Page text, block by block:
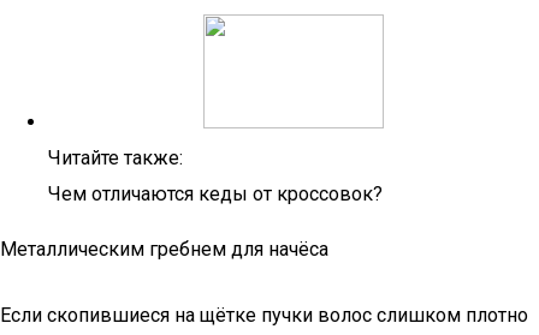
Читайте также:
Чем отличаются кеды от кроссовок?
Металлическим гребнем для начёса
Если скопившиеся на щётке пучки волос слишком плотно